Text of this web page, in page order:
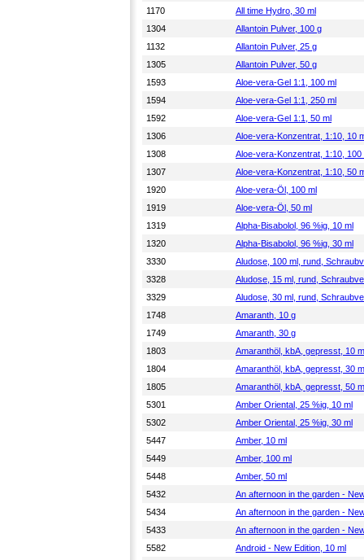
1170
All time Hydro, 30 ml
1304
Allantoin Pulver, 100 g
1132
Allantoin Pulver, 25 g
1305
Allantoin Pulver, 50 g
1593
Aloe-vera-Gel 1:1, 100 ml
1594
Aloe-vera-Gel 1:1, 250 ml
1592
Aloe-vera-Gel 1:1, 50 ml
1306
Aloe-vera-Konzentrat, 1:10, 10
1308
Aloe-vera-Konzentrat, 1:10, 100
1307
Aloe-vera-Konzentrat, 1:10, 50
1920
Aloe-vera-Öl, 100 ml
1919
Aloe-vera-Öl, 50 ml
1319
Alpha-Bisabolol, 96 %ig, 10 ml
1320
Alpha-Bisabolol, 96 %ig, 30 ml
3330
Aludose, 100 ml, rund,
3328
Aludose, 15 ml, rund,
3329
Aludose, 30 ml, rund,
1748
Amaranth, 10 g
1749
Amaranth, 30 g
1803
Amaranthöl, kbA, gepresst, 10
1804
Amaranthöl, kbA, gepresst, 30
1805
Amaranthöl, kbA, gepresst, 50
5301
Amber Oriental, 25 %ig, 10 ml
5302
Amber Oriental, 25 %ig, 30 ml
5447
Amber, 10 ml
5449
Amber, 100 ml
5448
Amber, 50 ml
5432
An afternoon in the garden -
5434
An afternoon in the garden -
5433
An afternoon in the garden -
5582
Android - New Edition, 10 ml